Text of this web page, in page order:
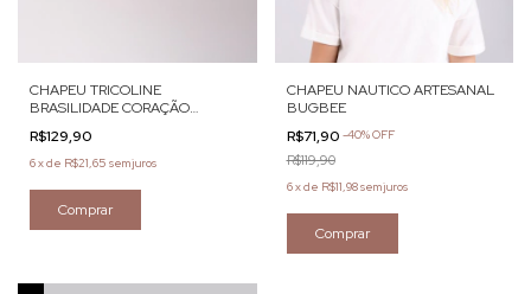
CHAPEU TRICOLINE
BRASILIDADE CORAÇÃO
BUGBEE
R$129,90
6xde R$21,65 sem juros
Comprar
CHAPEU NAUTICO ARTESANAL
BUGBEE
R$71,90 -40%OFF
R$119,90
6xde R$11,98sem juros
Comprar